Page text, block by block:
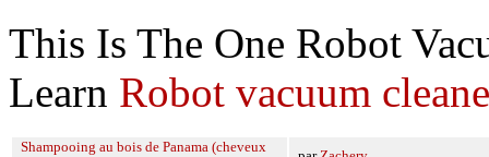
This Is The One Robot
Learn Robot vacuum
Shampooing au bois de Panama (cheveux